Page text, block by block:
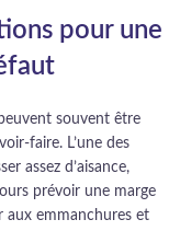
pour une
souvent être
faire. L’une des
assez d’aisance,
prévoir une marge
aux emmanchures et